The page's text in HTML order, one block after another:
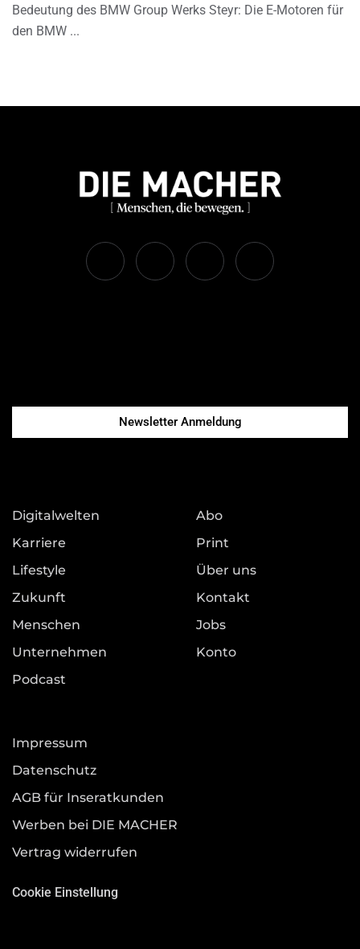
Bedeutung des BMW Group Werks Steyr: Die E-Motoren für
den BMW
Newsletter Anmeldung
Digitalwelten
Karriere
Lifestyle
Zukunft
Menschen
Unternehmen
Podcast
Abo
Print
Über uns
Kontakt
Jobs
Konto
Impressum
Datenschutz
AGB für Inseratkunden
Werben bei DIE MACHER
Vertrag widerrufen
Cookie Einstellung